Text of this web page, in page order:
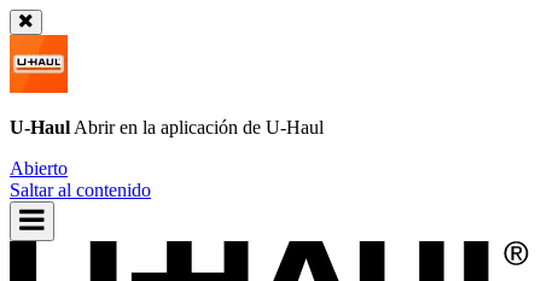
U-Haul Abrir en la aplicación de U-Haul
Abierto
Saltar al contenido